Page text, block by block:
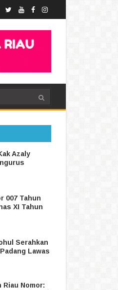
Azaly
007 Tahun
XI Tahun
Serahkan
Lawas
Riau Nomor: